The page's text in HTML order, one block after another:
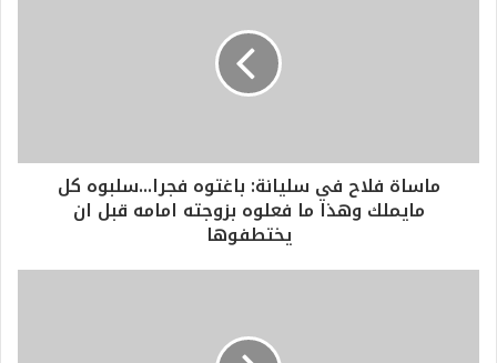
ماساة فلاح في سليانة: باغتوه فجرا...سلبوه كل
مايملك وهذا ما فعلوه بزوجته امامه قبل ان
يختطفوها